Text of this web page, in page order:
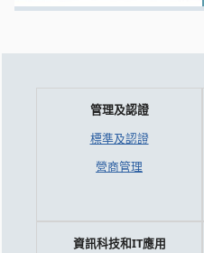
管理及認證
標準及認證
營商管理
資訊科技和IT應用